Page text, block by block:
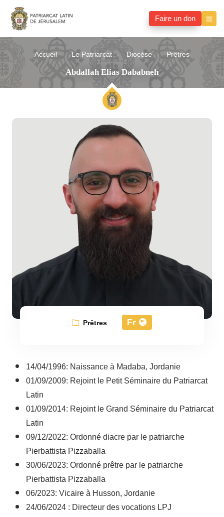
Faire un don
Accueil Le Patriarcat Diocèse Prêtres
Abdallah Elias Dababneh
Prêtres Fr
14/04/1996: Naissance à Madaba, Jordanie
01/09/2009: Rejoint le Petit Séminaire du Patriarcat
Latin
01/09/2014: Rejoint le Grand Séminaire du Patriarcat
Latin
09/12/2022: Ordonné diacre par le patriarche
Pierbattista Pizzaballa
30/06/2023: Ordonné prêtre par le patriarche
Pierbattista Pizzaballa
06/2023: Vicaire à Husson, Jordanie
24/06/2024 : Directeur des vocations LPJ